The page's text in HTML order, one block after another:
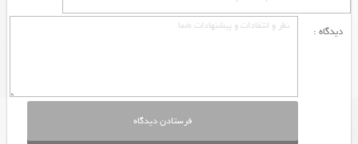
دیدگاه :